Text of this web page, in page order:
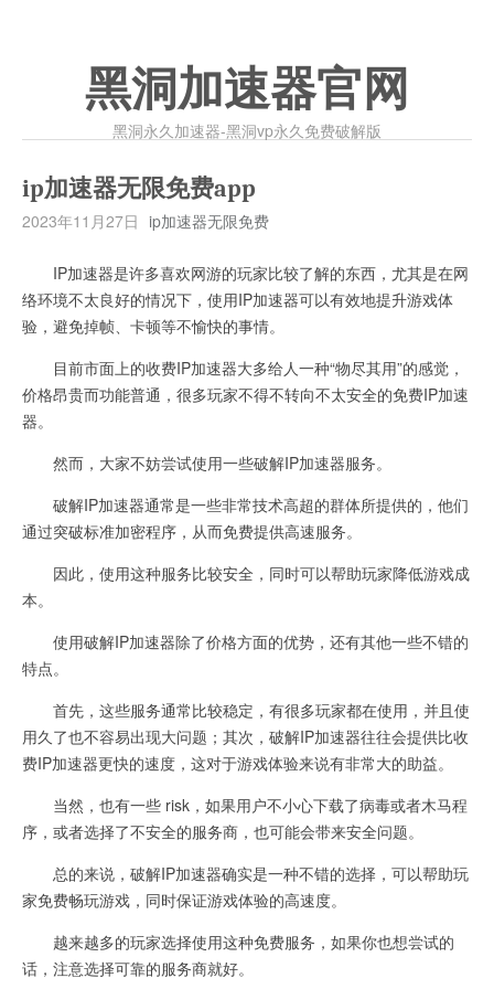
黑洞加速器官网
黑洞永久加速器-黑洞vp永久免费破解版
ip加速器无限免费app
2023年11月27日 ip加速器无限免费
IP加速器是许多喜欢网游的玩家比较了解的东西，尤其是在网
络环境不太良好的情况下，使用IP加速器可以有效地提升游戏体
验，避免掉帧、卡顿等不愉快的事情。
目前市面上的收费IP加速器大多给人一种“物尽其用”的感觉，
价格昂贵而功能普通，很多玩家不得不转向不太安全的免费IP加速
器。
然而，大家不妨尝试使用一些破解IP加速器服务。
破解IP加速器通常是一些非常技术高超的群体所提供的，他们
通过突破标准加密程序，从而免费提供高速服务。
因此，使用这种服务比较安全，同时可以帮助玩家降低游戏成
本。
使用破解IP加速器除了价格方面的优势，还有其他一些不错的
特点。
首先，这些服务通常比较稳定，有很多玩家都在使用，并且使
用久了也不容易出现大问题；其次，破解IP加速器往往会提供比收
费IP加速器更快的速度，这对于游戏体验来说有非常大的助益。
当然，也有一些 risk，如果用户不小心下载了病毒或者木马程
序，或者选择了不安全的服务商，也可能会带来安全问题。
总的来说，破解IP加速器确实是一种不错的选择，可以帮助玩
家免费畅玩游戏，同时保证游戏体验的高速度。
越来越多的玩家选择使用这种免费服务，如果你也想尝试的
话，注意选择可靠的服务商就好。